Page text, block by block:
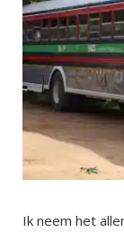
Ik neem het